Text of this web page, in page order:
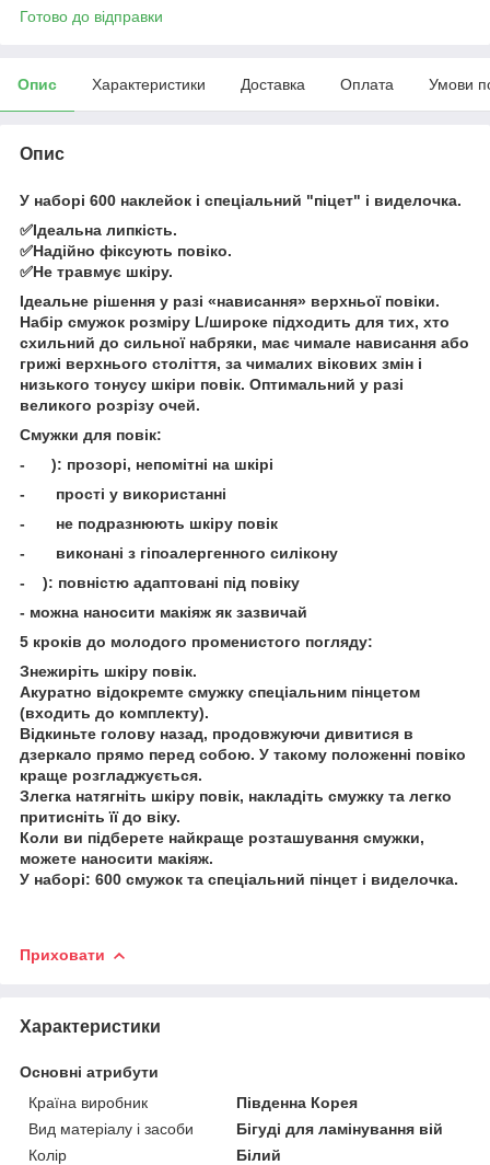
Готово до відправки
Опис Характеристики Доставка Оплата Умови
Опис
У наборі 600 наклейок і спеціальний "піцет" і виделочка.
✅Ідеальна липкість.
✅Надійно фіксують повіко.
✅Не травмує шкіру.
Ідеальне рішення у разі «нависання» верхньої повіки.
Набір смужок розміру L/широке підходить для тих, хто
схильний до сильної набряки, має чимале нависання або
грижі верхнього століття, за чималих вікових змін і
низького тонусу шкіри повік. Оптимальний у разі
великого розрізу очей.
Смужки для повік:
- ): прозорі, непомітні на шкірі
- прості у використанні
- не подразнюють шкіру повік
- виконані з гіпоалергенного силікону
- ): повністю адаптовані під повіку
- можна наносити макіяж як зазвичай
5 кроків до молодого променистого погляду:
Знежиріть шкіру повік.
Акуратно відокремте смужку спеціальним пінцетом
(входить до комплекту).
Відкиньте голову назад, продовжуючи дивитися в
дзеркало прямо перед собою. У такому положенні повіко
краще розгладжується.
Злегка натягніть шкіру повік, накладіть смужку та легко
притисніть її до віку.
Коли ви підберете найкраще розташування смужки,
можете наносити макіяж.
У наборі: 600 смужок та спеціальний пінцет і виделочка.
Приховати
Характеристики
Основні атрибути
Країна виробник
Південна Корея
Вид матеріалу і засоби
Бігуді для ламінування вій
Колір
Білий